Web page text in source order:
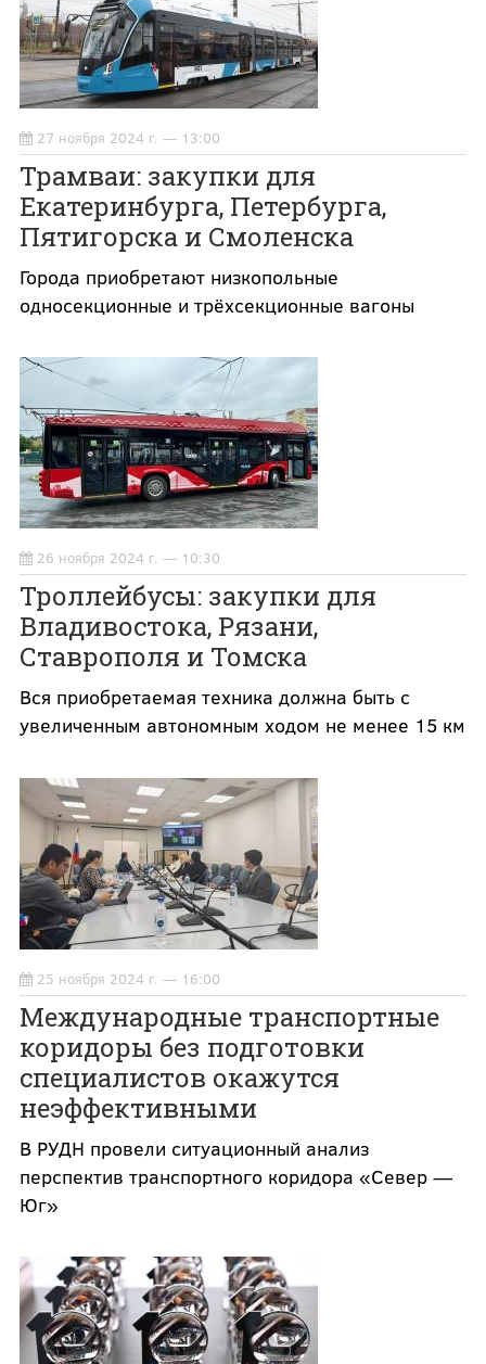
27 ноября 2024 г. — 13:00
Трамваи: закупки для
Екатеринбурга, Петербурга,
Пятигорска и Смоленска
Города приобретают низкопольные
односекционные и трёхсекционные вагоны
26 ноября 2024 г. — 10:30
Троллейбусы: закупки для
Владивостока, Рязани,
Ставрополя и Томска
Вся приобретаемая техника должна быть с
увеличенным автономным ходом не менее 15 км
25 ноября 2024 г. — 16:00
Международные транспортные
коридоры без подготовки
специалистов окажутся
неэффективными
В РУДН провели ситуационный анализ
перспектив транспортного коридора «Север —
Юг»